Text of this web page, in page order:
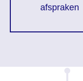
afspraken